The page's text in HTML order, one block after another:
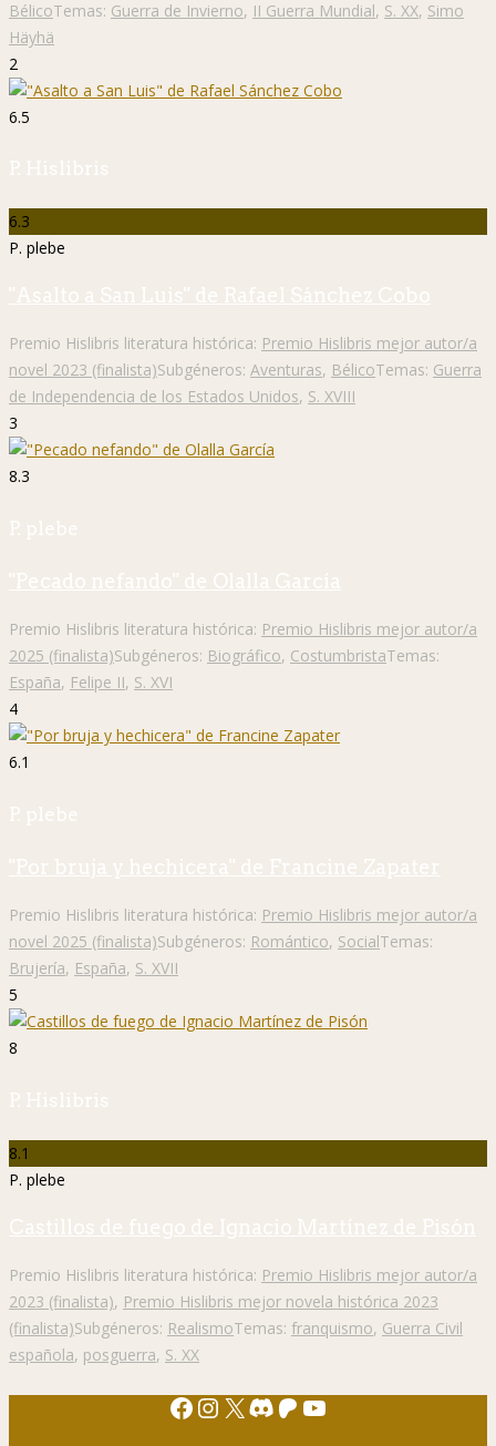
BélicoTemas: Guerra de Invierno, II Guerra Mundial, S. XX, Simo
Häyhä
2
6.5
P. Hislibris
6.3
P. plebe
"Asalto a San Luis" de Rafael Sánchez Cobo
Premio Hislibris literatura histórica: Premio Hislibris mejor autor/a
novel 2023 (finalista)Subgéneros: Aventuras, BélicoTemas: Guerra
de Independencia de los Estados Unidos, S. XVIII
3
8.3
P. plebe
"Pecado nefando" de Olalla García
Premio Hislibris literatura histórica: Premio Hislibris mejor autor/a
2025 (finalista)Subgéneros: Biográfico, CostumbristaTemas:
España, Felipe II, S. XVI
4
6.1
P. plebe
"Por bruja y hechicera" de Francine Zapater
Premio Hislibris literatura histórica: Premio Hislibris mejor autor/a
novel 2025 (finalista)Subgéneros: Romántico, SocialTemas:
Brujería, España, S. XVII
5
8
P. Hislibris
8.1
P. plebe
Castillos de fuego de Ignacio Martínez de Pisón
Premio Hislibris literatura histórica: Premio Hislibris mejor autor/a
2023 (finalista), Premio Hislibris mejor novela histórica 2023
(finalista)Subgéneros: RealismoTemas: franquismo, Guerra Civil
española, posguerra, S. XX
Facebook
Instagram
X Discord
Patreon
YouTube